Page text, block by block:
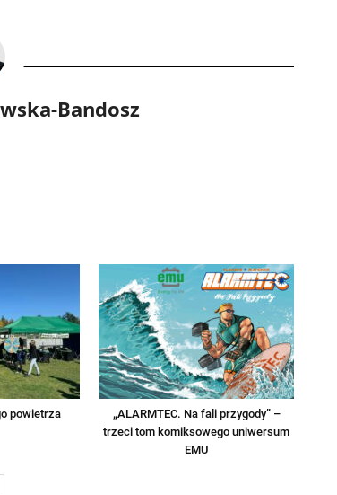
Bandosz
powietrza
„ALARMTEC. Na fali przygody” –
trzeci tom komiksowego uniwersum
EMU